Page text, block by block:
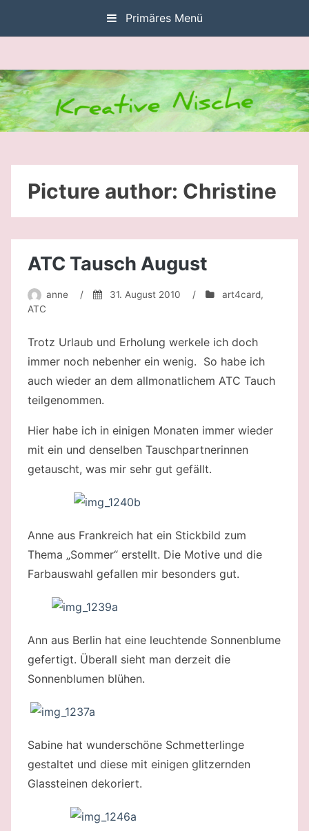
springen
Primäres Menü
Picture author: Christine
ATC Tausch August
anne / 31. August 2010 / art4card,
ATC
Trotz Urlaub und Erholung werkele ich doch
immer noch nebenher ein wenig. So habe ich
auch wieder an dem allmonatlichem ATC Tauch
teilgenommen.
Hier habe ich in einigen Monaten immer wieder
mit ein und denselben Tauschpartnerinnen
getauscht, was mir sehr gut gefällt.
Anne aus Frankreich hat ein Stickbild zum
Thema „Sommer“ erstellt. Die Motive und die
Farbauswahl gefallen mir besonders gut.
Ann aus Berlin hat eine leuchtende Sonnenblume
gefertigt. Überall sieht man derzeit die
Sonnenblumen blühen.
Sabine hat wunderschöne Schmetterlinge
gestaltet und diese mit einigen glitzernden
Glassteinen dekoriert.